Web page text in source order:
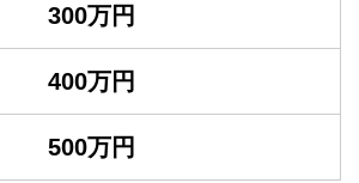
300万円
400万円
500万円